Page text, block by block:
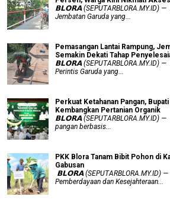
𝗕𝗟𝗢𝗥𝗔 (SEPUTARBLORA.MY.ID) —
Jembatan Garuda yang...
Pemasangan Lantai Rampung,
Semakin Dekati Tahap
𝗕𝗟𝗢𝗥𝗔 (SEPUTARBLORA.MY.ID) —
Perintis Garuda yang...
​Perkuat Ketahanan Pangan,
Kembangkan Pertanian Organik
𝗕𝗟𝗢𝗥𝗔 (SEPUTARBLORA.MY.ID) —
pangan berbasis...
PKK Blora Tanam Bibit Pohon di
Gabusan
𝗕𝗟𝗢𝗥𝗔 (SEPUTARBLORA.MY.ID) —
Pemberdayaan dan Kesejahteraan...